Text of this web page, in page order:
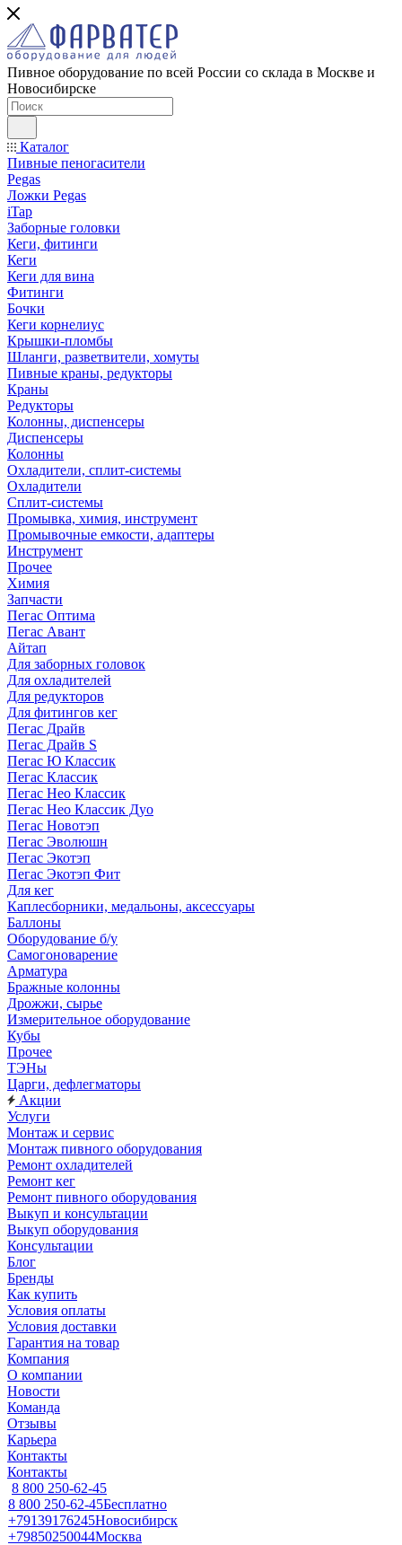
Пивное оборудование по всей России со склада в Москве и
Новосибирске
Каталог
Пивные пеногасители
Pegas
Ложки Pegas
iTap
Заборные головки
Кеги, фитинги
Кеги
Кеги для вина
Фитинги
Бочки
Кеги корнелиус
Крышки-пломбы
Шланги, разветвители, хомуты
Пивные краны, редукторы
Краны
Редукторы
Колонны, диспенсеры
Диспенсеры
Колонны
Охладители, сплит-системы
Охладители
Сплит-системы
Промывка, химия, инструмент
Промывочные емкости, адаптеры
Инструмент
Прочее
Химия
Запчасти
Пегас Оптима
Пегас Авант
Айтап
Для заборных головок
Для охладителей
Для редукторов
Для фитингов кег
Пегас Драйв
Пегас Драйв S
Пегас Ю Классик
Пегас Классик
Пегас Нео Классик
Пегас Нео Классик Дуо
Пегас Новотэп
Пегас Эволюшн
Пегас Экотэп
Пегас Экотэп Фит
Для кег
Каплесборники, медальоны, аксессуары
Баллоны
Оборудование б/у
Самогоноварение
Арматура
Бражные колонны
Дрожжи, сырье
Измерительное оборудование
Кубы
Прочее
ТЭНы
Царги, дефлегматоры
Акции
Услуги
Монтаж и сервис
Монтаж пивного оборудования
Ремонт охладителей
Ремонт кег
Ремонт пивного оборудования
Выкуп и консультации
Выкуп оборудования
Консультации
Блог
Бренды
Как купить
Условия оплаты
Условия доставки
Гарантия на товар
Компания
О компании
Новости
Команда
Отзывы
Карьера
Контакты
Контакты
8 800 250-62-45
8 800 250-62-45Бесплатно
+79139176245Новосибирск
+79850250044Москва